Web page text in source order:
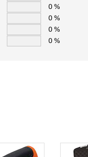
0 %
0 %
0 %
0 %